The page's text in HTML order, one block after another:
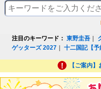
注目のキーワード： 東野圭吾
ゲッターズ 2027 ｜十二国記【予
【ご案内